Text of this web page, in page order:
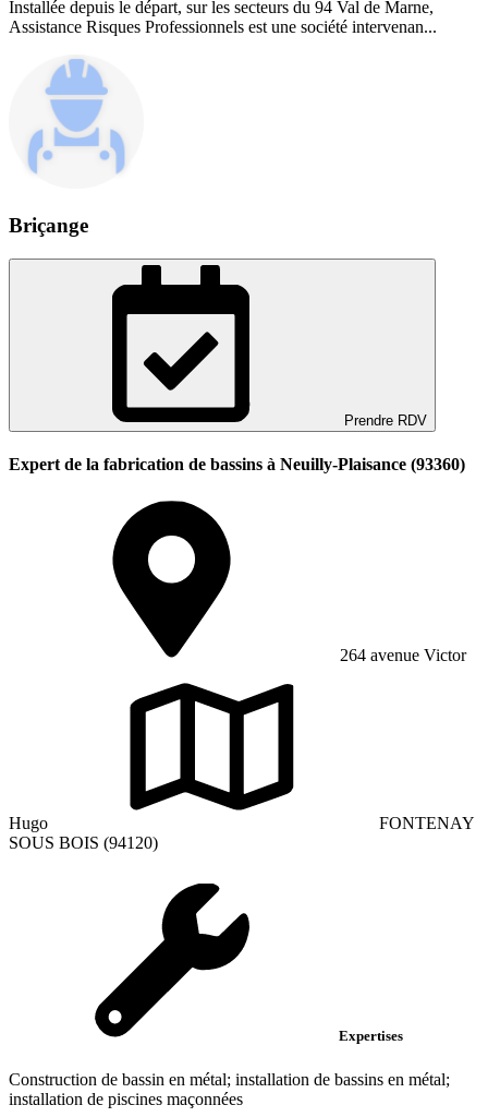
Installée depuis le départ, sur les secteurs du 94 Val de Marne,
Assistance Risques Professionnels est une société intervenan...
Briçange
Prendre RDV
Expert de la fabrication de bassins à Neuilly-Plaisance (93360)
264 avenue Victor
Hugo
FONTENAY
SOUS BOIS (94120)
Expertises
Construction de bassin en métal; installation de bassins en métal;
installation de piscines maçonnées